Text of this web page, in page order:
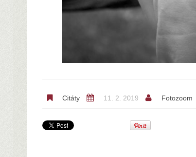
Citáty 11. 2. 2019 Fotozoom